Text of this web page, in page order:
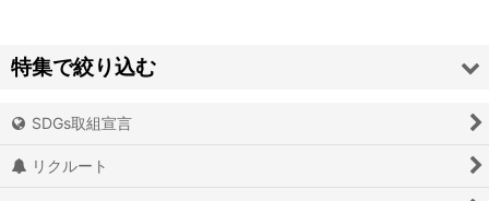
並び順:
特集で絞り込む
アイオライト
アイスクォーツ
SDGs取組宣言
リクルート